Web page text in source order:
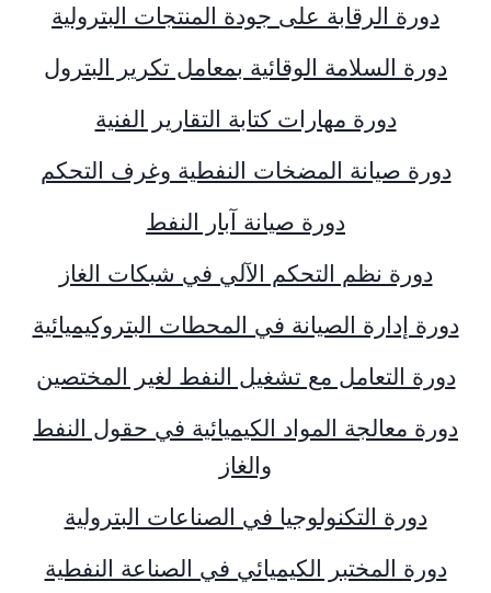
دورة الرقابة على جودة المنتجات البترولية
دورة السلامة الوقائية بمعامل تكرير البترول
دورة مهارات كتابة التقارير الفنية
دورة صيانة المضخات النفطية وغرف التحكم
دورة صيانة آبار النفط
دورة نظم التحكم الآلي في شبكات الغاز
دورة إدارة الصيانة في المحطات البتروكيميائية
دورة التعامل مع تشغيل النفط لغير المختصين
دورة معالجة المواد الكيميائية في حقول النفط
والغاز
دورة التكنولوجيا في الصناعات البترولية
دورة المختبر الكيميائي في الصناعة النفطية